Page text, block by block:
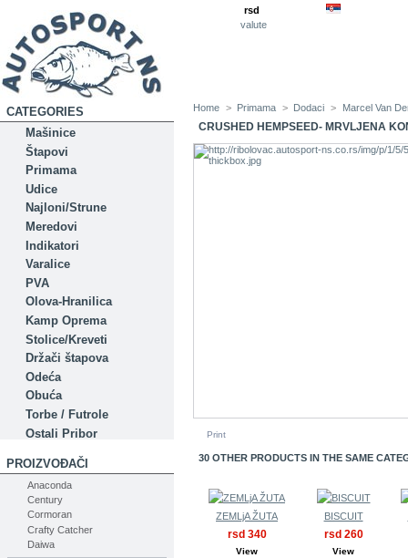
rsd
valute
CATEGORIES
Mašinice
Štapovi
Primama
Udice
Najloni/Strune
Meredovi
Indikatori
Varalice
PVA
Olova-Hranilica
Kamp Oprema
Stolice/Kreveti
Držači štapova
Odeća
Obuća
Torbe / Futrole
Ostali Pribor
PROIZVOĐAČI
Anaconda
Century
Cormoran
Crafty Catcher
Daiwa
Home > Primama > Dodaci > Marcel Van
CRUSHED HEMPSEED- MRVLJENA
Print
30 OTHER PRODUCTS IN THE SAME
ZEMLjA ŽUTA
rsd 340
View
BISCUIT
rsd 260
View